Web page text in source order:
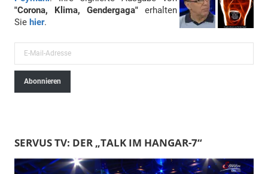
"Corona, Klima, Gendergaga" erhalten
Sie hier.
-
A
Abonnieren
SERVUS TV: DER „TALK IM HANGAR-7“